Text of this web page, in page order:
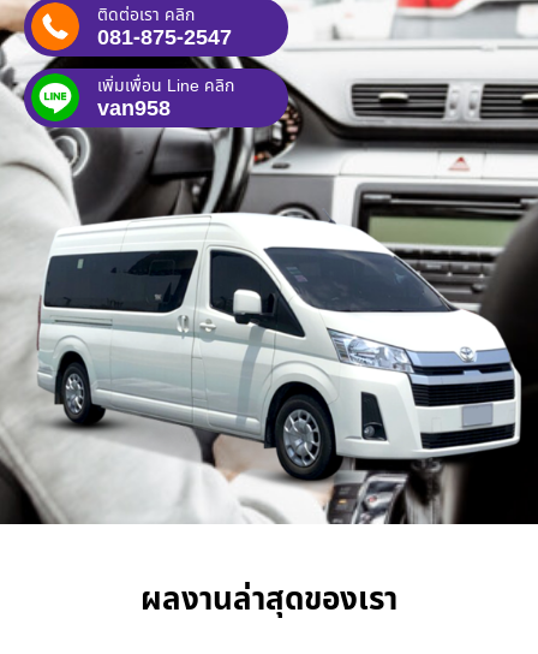
ติดต่อเรา คลิก
081-875-2547
เพิ่มเพื่อน Line คลิก
van958
ผลงานล่าสุดของเรา